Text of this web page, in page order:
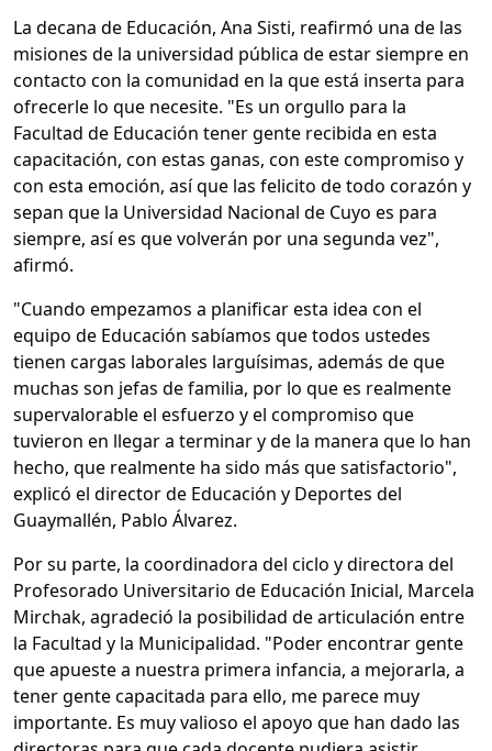
La decana de Educación, Ana Sisti, reafirmó una de las
misiones de la universidad pública de estar siempre en
contacto con la comunidad en la que está inserta para
ofrecerle lo que necesite. "Es un orgullo para la
Facultad de Educación tener gente recibida en esta
capacitación, con estas ganas, con este compromiso y
con esta emoción, así que las felicito de todo corazón y
sepan que la Universidad Nacional de Cuyo es para
siempre, así es que volverán por una segunda vez",
afirmó.
"Cuando empezamos a planificar esta idea con el
equipo de Educación sabíamos que todos ustedes
tienen cargas laborales larguísimas, además de que
muchas son jefas de familia, por lo que es realmente
supervalorable el esfuerzo y el compromiso que
tuvieron en llegar a terminar y de la manera que lo han
hecho, que realmente ha sido más que satisfactorio",
explicó el director de Educación y Deportes del
Guaymallén, Pablo Álvarez.
Por su parte, la coordinadora del ciclo y directora del
Profesorado Universitario de Educación Inicial, Marcela
Mirchak, agradeció la posibilidad de articulación entre
la Facultad y la Municipalidad. "Poder encontrar gente
que apueste a nuestra primera infancia, a mejorarla, a
tener gente capacitada para ello, me parece muy
importante. Es muy valioso el apoyo que han dado las